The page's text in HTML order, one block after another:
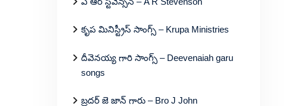
కృప మినిస్ట్రీస్ సాంగ్స్ – Krupa Ministries
దీవెనయ్య గారి సాంగ్స్ – Deevenaiah garu
songs
బ్రదర్ జె జాన్ గారు – Bro J John